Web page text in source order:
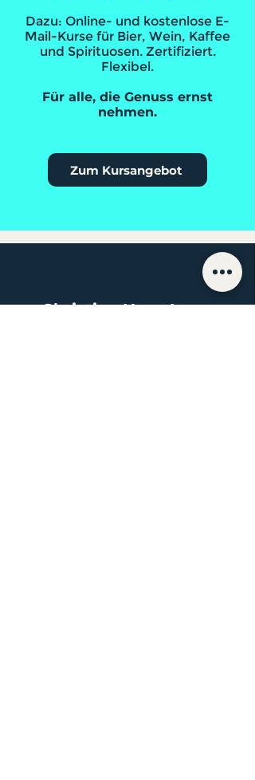
Dazu: Online- und kostenlose E-
Mail-Kurse für Bier, Wein, Kaffee
und Spirituosen. Zertifiziert.
Flexibel.
Für alle, die Genuss ernst
nehmen.
Zum Kursangebot
Christian Hans Iocca